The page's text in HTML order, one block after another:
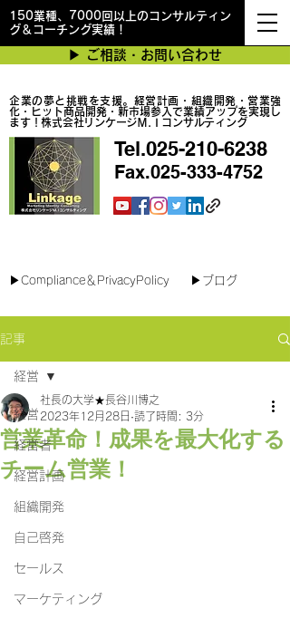
150業種、7000回以上のコンサルティン
グ＆コーチング実績！
企業の夢と挑戦を支援。経営計画・組織開発・営業強
化・ヒット商品開発・新市場参入で業績アップを実現し
ます！株式会社リンケージＭ.Ｉコンサルティング
▶︎ ご相談・お問い合わせ
Tel.025-210-6238
Fax.025-333-4752
▶︎Compliance＆PrivacyPolicy ▶︎ブログ
記事
経営
経営者
経営計画
組織開発
自己啓発
セールス
マーケティング
経営
営業革命！成果を最大化する
チーム営業！
社長の大学★長谷川博之
2023年12月28日 読了時間: 3分